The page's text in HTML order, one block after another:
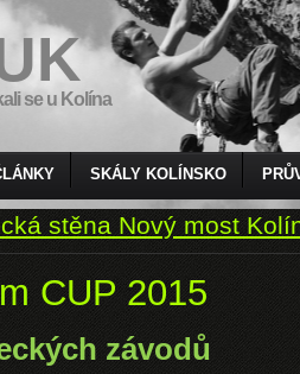
se u Kolína
SKÁLY KOLÍNSKO
stěna Nový most
CUP 2015
závodů